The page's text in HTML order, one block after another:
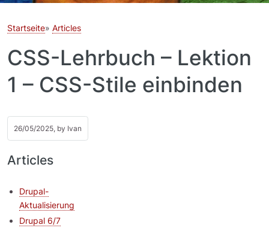
Startseite Articles
CSS-Lehrbuch – Lektion
1 – CSS-Stile einbinden
26/05/2025, by Ivan
Articles
Drupal-
Aktualisierung
Drupal 6/7